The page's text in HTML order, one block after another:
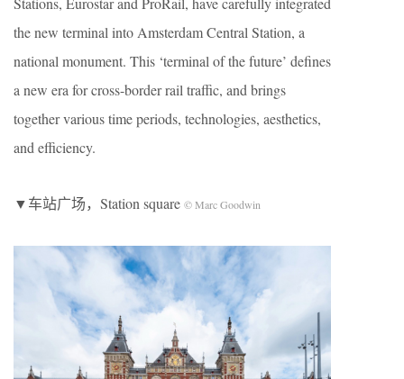
the new terminal into Amsterdam Central Station, a
national monument. This ‘terminal of the future’ defines
a new era for cross-border rail traffic, and brings
together various time periods, technologies, aesthetics,
and efficiency.
▼车站广场，Station square © Marc Goodwin